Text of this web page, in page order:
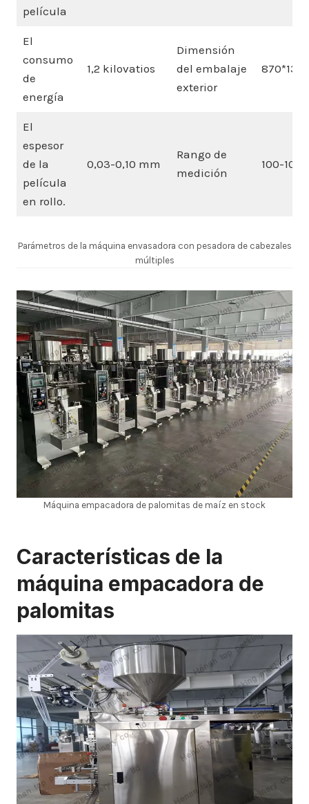
película
El
consumo
de
energía
1,2 kilovatios
Dimensión
del embalaje
exterior
El
espesor
de la
película
en rollo.
0,03-0,10 mm
Rango de
medición
100-
Parámetros de la máquina envasadora con pesadora de cabezales
múltiples
Máquina empacadora de palomitas de maíz en stock
Características de la
máquina empacadora de
palomitas